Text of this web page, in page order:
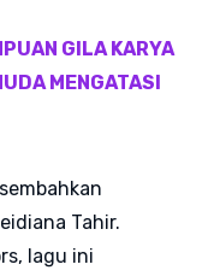
GILA KARYA
MENGATASI
Tahir.
lagu ini